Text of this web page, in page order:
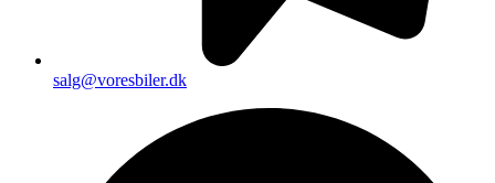
salg@voresbiler.dk